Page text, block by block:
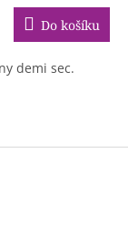
Do košíku
demi sec.